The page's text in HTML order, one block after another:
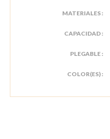
MATERIALES :
CAPACIDAD :
PLEGABLE :
COLOR(ES) :